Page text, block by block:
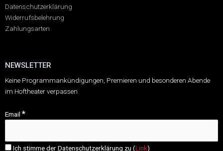
Datenschutzerklärung
Widerrufsbelehrung
Zahlungsarten
NEWSLETTER
Keine Programmankündigungen, Premieren und besonderen Abende
im Hoftheater verpassen
Email *
Ich stimme der Datenschutzerklärung zu (Link)